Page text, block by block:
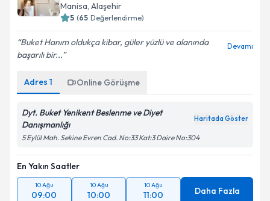
Manisa, Alaşehir
5 (65 Değerlendirme)
Buket Hanım oldukça kibar, güler yüzlü ve alanında
başarılı bir...
Devamı
Adres 1 Online Görüşme
Dyt. Buket Yenikent Beslenme ve Diyet
Danışmanlığı
Haritada Göster
5 Eylül Mah. Sekine Evren Cad. No:33 Kat:3 Daire No:304
En Yakın Saatler
10 Ağu
09:00
10 Ağu
10:00
10 Ağu
11:00 Daha Fazla